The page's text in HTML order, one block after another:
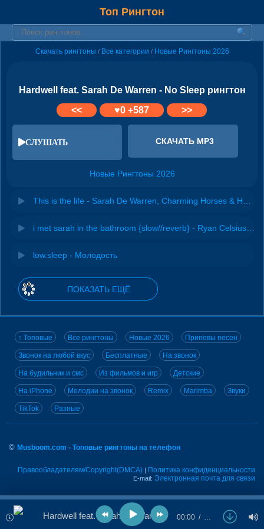
Топ Рингтон
Скачать рингтоны / Все категории / Новые Рингтоны 2026
Hardwell feat. Sarah De Warren - No Sleep рингтон
<<
♥0+587 >>
СЛУШАТЬ СКАЧАТЬ MP3
Новые Рингтоны 2026
low.sleep - Молодость
ПОКАЗАТЬ ЕЩЁ
↑ Топовые Все рингтоны Новые 2026 Припевы песен
Звонок на любой вкус Бесплатные На звонок
На будильник и смс Из фильмов и игр Детские
На iPhone Мелодии на звонок Remix Marimba Звуки
TikTok Разные
© Musboom.com - Топовые рингтоны на телефон
Правообладателям/Copyright(DMCA) | Политика конфиденциальности
E-mail: Электронная почта для связи
Hardwell feat. Sarah De Warren - No Sleep 00:00 …